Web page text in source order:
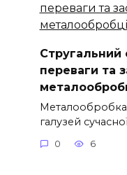
Стругальний
переваги та
галузей
0 6